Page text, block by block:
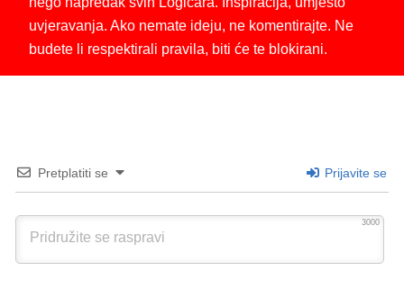
uvjeravanja. Ako nemate ideju, ne komentirajte. Ne
budete li respektirali pravila, biti će te blokirani.
Pretplatiti se Prijavite se
3000